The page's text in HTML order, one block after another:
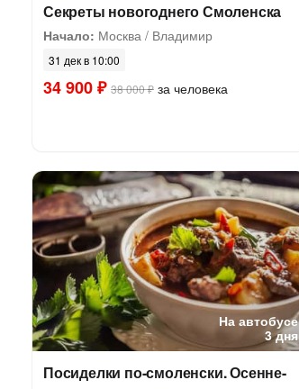
Секреты новогоднего Смоленска
Начало: Москва / Владимир
31 дек в 10:00
34 900 ₽ 38 000 ₽ за человека
На автобусе
3 дня
Посиделки по-смоленски. Осенне-